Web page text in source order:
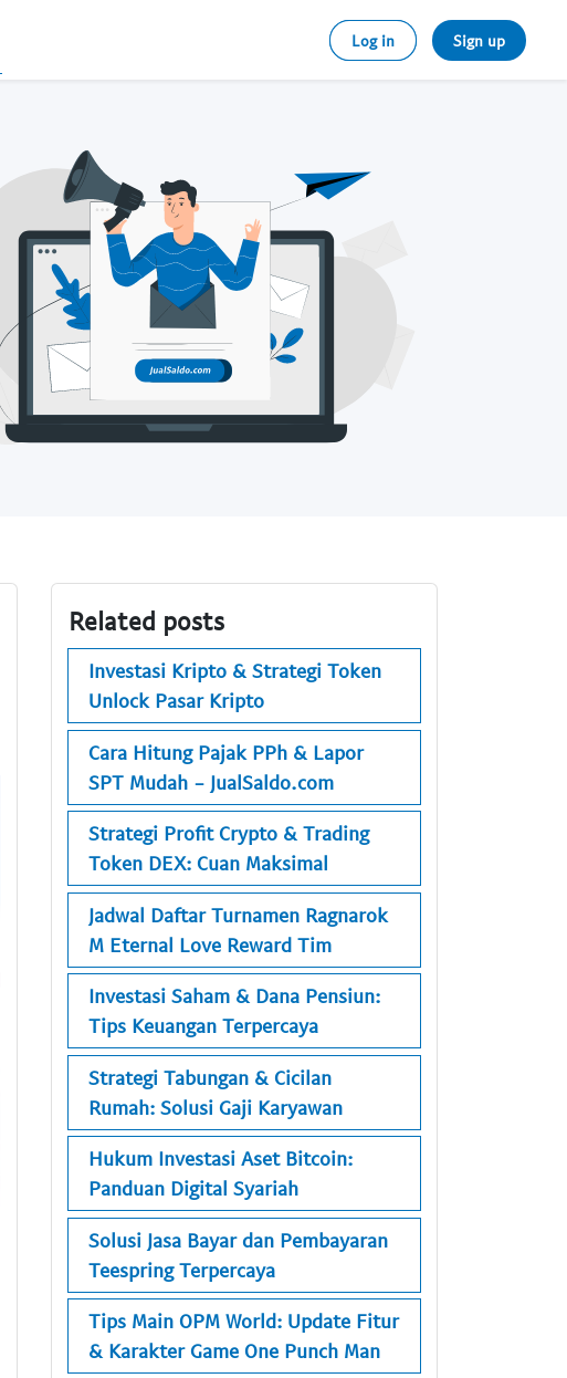
Log in Sign up
Related posts
Investasi Kripto & Strategi Token
Unlock Pasar Kripto
Cara Hitung Pajak PPh & Lapor
SPT Mudah - JualSaldo.com
Strategi Profit Crypto & Trading
Token DEX: Cuan Maksimal
Jadwal Daftar Turnamen Ragnarok
M Eternal Love Reward Tim
Investasi Saham & Dana Pensiun:
Tips Keuangan Terpercaya
Strategi Tabungan & Cicilan
Rumah: Solusi Gaji Karyawan
Hukum Investasi Aset Bitcoin:
Panduan Digital Syariah
Solusi Jasa Bayar dan Pembayaran
Teespring Terpercaya
Tips Main OPM World: Update Fitur
& Karakter Game One Punch Man